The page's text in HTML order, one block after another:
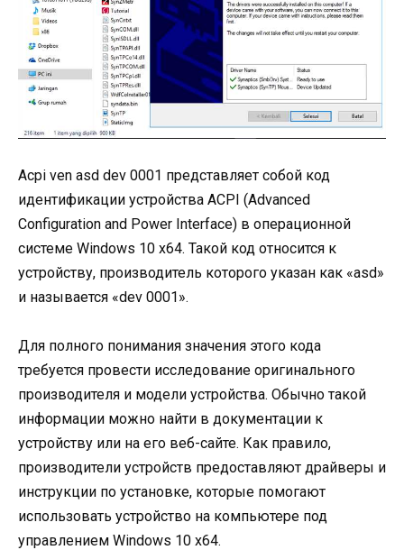
Acpi ven asd dev 0001 представляет собой код
идентификации устройства ACPI (Advanced
Configuration and Power Interface) в операционной
системе Windows 10 x64. Такой код относится к
устройству, производитель которого указан как «asd»
и называется «dev 0001».
Для полного понимания значения этого кода
требуется провести исследование оригинального
производителя и модели устройства. Обычно такой
информации можно найти в документации к
устройству или на его веб-сайте. Как правило,
производители устройств предоставляют драйверы и
инструкции по установке, которые помогают
использовать устройство на компьютере под
управлением Windows 10 x64.